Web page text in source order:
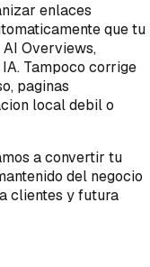
enlaces
que tu
AI Overviews,
Tampoco corrige
paginas
local debil o
a convertir tu
del negocio
clientes y futura